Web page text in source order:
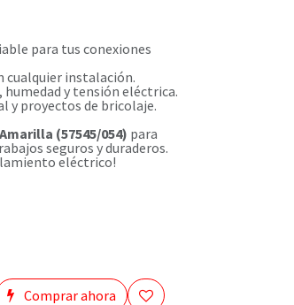
para tus conexiones
cualquier instalación.
y tensión eléctrica.
y proyectos de bricolaje.
(57545/054) para
seguros y duraderos.
eléctrico!
Comprar ahora